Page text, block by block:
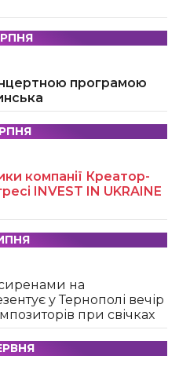
програмою
компанії Креатор-
INVEST IN UKRAINE
на
у Тернополі вечір
при свічках